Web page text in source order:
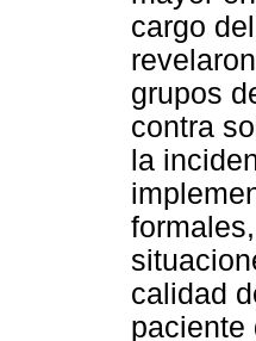
cargo
grupos
contra
la
calidad
paciente